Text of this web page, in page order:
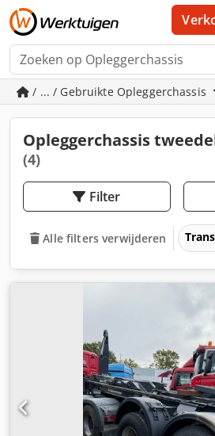
/ ... / Gebruikte Opleggerchassis
Opleggerchassis
(4)
Filter
Alle filters verwijderen